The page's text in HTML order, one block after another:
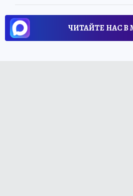
ЧИТАЙТЕ НАС В